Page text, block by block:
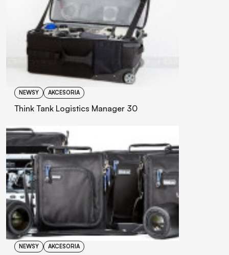
NEWSY AKCESORIA
Think Tank Logistics Manager 30
NEWSY AKCESORIA